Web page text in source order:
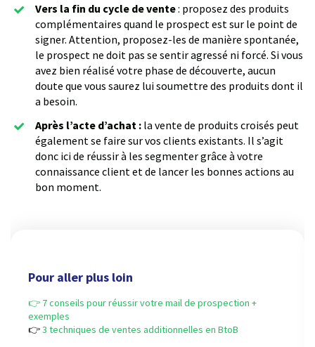
Vers la fin du cycle de vente: proposez des produits
complémentaires quand le prospect est sur le point de
signer. Attention, proposez-les de manière spontanée,
le prospect ne doit pas se sentir agressé ni forcé. Si vous
avez bien réalisé votre phase de découverte, aucun
doute que vous saurez lui soumettre des produits dont il
a besoin.
Après l’acte d’achat : la vente de produits croisés peut
également se faire sur vos clients existants. Il s’agit
donc ici de réussir à les segmenter grâce à votre
connaissance client et de lancer les bonnes actions au
bon moment.
Pour aller plus loin
👉 7 conseils pour réussir votre mail de prospection +
exemples
👉3 techniques de ventes additionnelles en BtoB